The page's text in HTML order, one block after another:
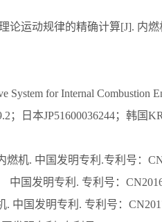
论运动规律的精确计算[J]. 内燃
System for Internal Combustion
；日本JP51600036244；韩国
机. 中国发明专利.专利号：
国发明专利. 专利号：
中国发明专利. 专利号：